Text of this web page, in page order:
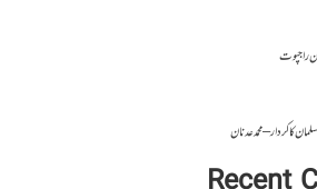
راجپوت
کا کردار – محمد عدنان